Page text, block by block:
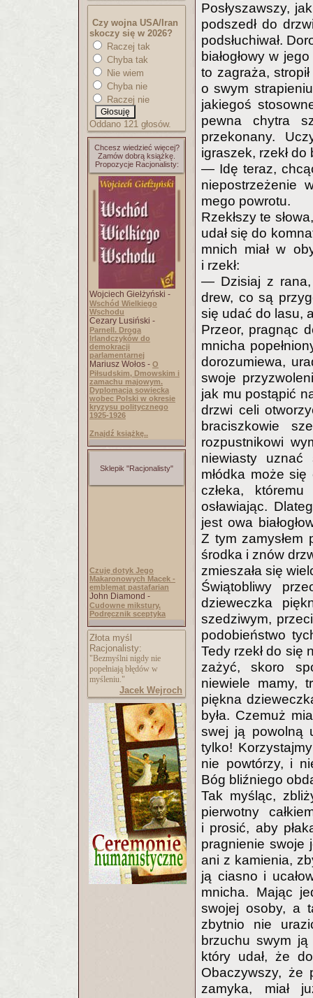
Czy wojna USA/Iran
skoczy się w 2026?
Raczej tak
Chyba tak
Nie wiem
Chyba nie
Raczej nie
Oddano 121 głosów.
Chcesz wiedzieć więcej?
Zamów dobrą książkę.
Propozycje Racjonalisty:
Wojciech Giełżyński -
Wschód Wielkiego
Wschodu
Cezary Lusiński -
Parnell. Droga
Irlandczyków do
demokracji
parlamentarnej
Mariusz Wołos - O
Piłsudskim, Dmowskim i
zamachu majowym.
Dyplomacja sowiecka
wobec Polski w okresie
kryzysu politycznego
1925-1926
Znajdź książkę..
Sklepik "Racjonalisty"
Czuję dotyk Jego
Makaronowych Macek -
emblemat pastafarian
John Diamond -
Cudowne mikstury.
Podręcznik sceptyka
Złota myśl
Racjonalisty:
"Bezmyślni nigdy nie
popełniają błędów w
myśleniu."
Jacek Wejroch
Posłyszawszy,
podszedł do
podsłuchiwał.
białogłowy w
to zagraża,
o swym
jakiegoś
pewna chytra
przekonany.
igraszek, rzekł do
— Idę teraz,
niepostrzeżenie
mego powrotu.
Rzekłszy te
udał się do
mnich miał w
i rzekł:
— Dzisiaj z rana,
drew, co są
się udać do lasu,
Przeor, pragnąc
mnicha
dorozumiewa,
swoje
jak mu postąpić
drzwi celi
braciszkowie
rozpustnikowi
niewiasty uznać
młódka może
człeka,
osławiając.
jest owa
Z tym zamysłem
środka i znów
zmieszała się
Świątobliwy
dzieweczka
szedziwym,
podobieństwo
Tedy rzekł do się
zażyć, skoro
niewiele mamy,
piękna
była. Czemuż
swej ją powolną
tylko!
nie powtórzy, i
Bóg bliźniego
Tak myśląc,
pierwotny
i prosić, aby
pragnienie swoje
ani z kamienia,
ją ciasno i
mnicha. Mając
swojej osoby, a
zbytnio nie
brzuchu swym ją
który udał, że
Obaczywszy,
zamyka, miał